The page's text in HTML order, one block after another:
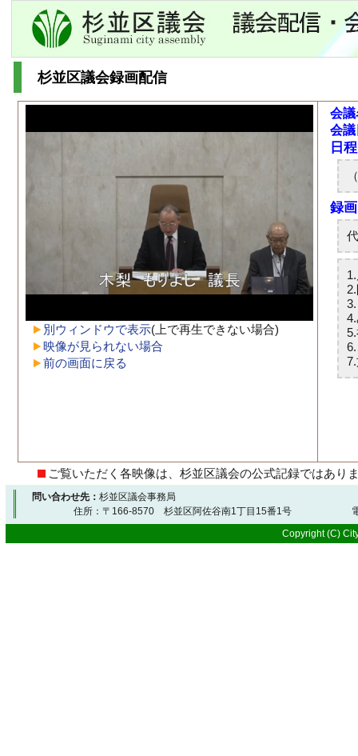
杉並区議会録画配信
別ウィンドウで表示(上で再生できない場合)
映像が見られない場合
前の画面に戻る
会
会
ご覧いただく各映像は、杉並区議会の公式記録ではあり
問い合わせ先： 杉並区議会事務局
住所：〒166-8570 杉並区阿佐谷南1丁目15番1号 電
Copyright (C)